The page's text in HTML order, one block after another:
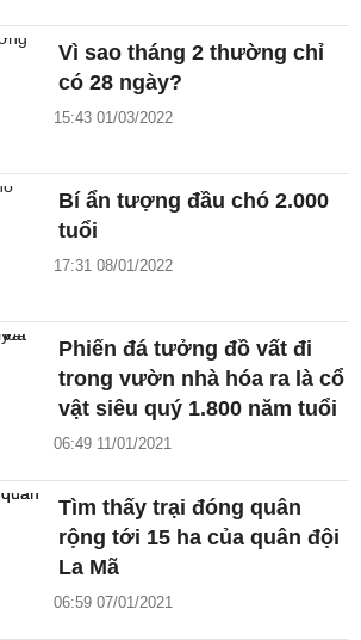
Vì sao tháng 2 thường chỉ
có 28 ngày?
15:43 01/03/2022
Bí ẩn tượng đầu chó 2.000
tuổi
17:31 08/01/2022
Phiến đá tưởng đồ vất đi
trong vườn nhà hóa ra là cổ
vật siêu quý 1.800 năm tuổi
06:49 11/01/2021
Tìm thấy trại đóng quân
rộng tới 15 ha của quân đội
La Mã
06:59 07/01/2021